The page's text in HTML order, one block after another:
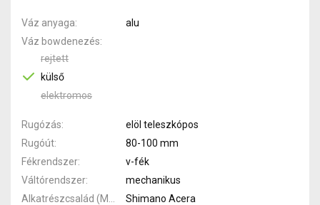
Váz anyaga
alu
Váz bowdenezés
rejtett
külső
elektromos
Rugózás
elöl teleszkópos
Rugóút
80-100 mm
Fékrendszer
v-fék
Váltórendszer
mechanikus
Shimano Acera